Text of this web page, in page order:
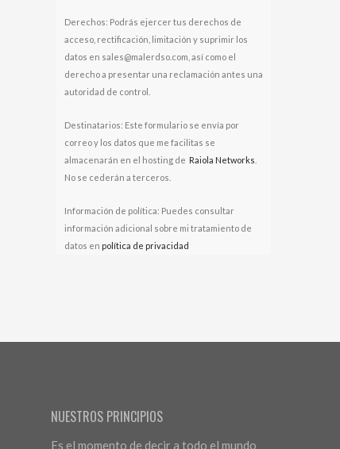
Derechos: Podrás ejercer tus derechos de
acceso, rectificación, limitación y suprimir los
datos en sales@malerdso.com, así como el
derecho a presentar una reclamación antes una
autoridad de control.
Destinatarios: Este formulario se envía por
correo y los datos que me facilitas se
almacenarán en el hosting de Raiola Networks
No se cederán a terceros.
Información de política: Puedes consultar
información adicional sobre mi tratamiento de
datos en política de privacidad
NUESTROS PRINCIPIOS
Es el momento de decir a todo el mundo